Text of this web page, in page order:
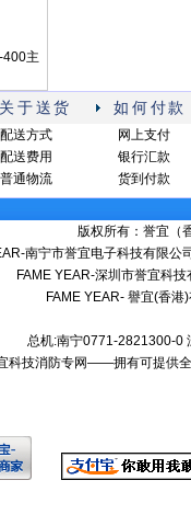
主
关于送货 如何付款
配送方式
配送费用
普通物流
网上支付
银行汇款
货到付款
版权所有：誉宜（
南宁市誉宜电子科技有限
FAME YEAR-深圳市誉宜科
FAME YEAR- 譽宜(香
总机:南宁0771-2821300-
科技消防专网——拥有可提供全